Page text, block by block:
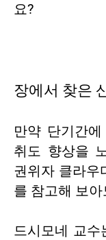
요?
장에서 찾은
만약 단기간
취도 향상을
권위자 클라우
를 참고해 보
드시모네 교수